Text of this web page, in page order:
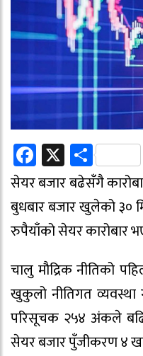
Facebook
X Share
सेयर बजार बढेसँगै
बुधबार बजार खुलेको ३०
रुपैयाँको सेयर कारोबार
चालु मौद्रिक नीतिको
खुकुलो नीतिगत व्यवस्था
परिसूचक २५४ अंकले
सेयर बजार पुँजीकरण ४